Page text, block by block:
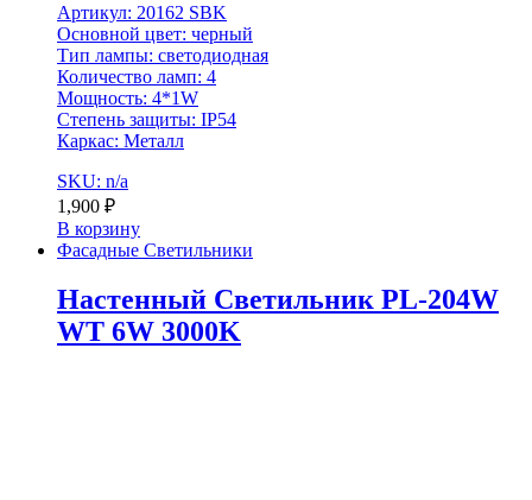
Артикул: 20162 SBK
Основной цвет: черный
Тип лампы: светодиодная
Количество ламп: 4
Мощность: 4*1W
Степень защиты: IP54
Каркас: Металл
SKU: n/a
1,900 ₽
В корзину
Фасадные Светильники
Настенный Светильник PL-204W
WT 6W 3000K